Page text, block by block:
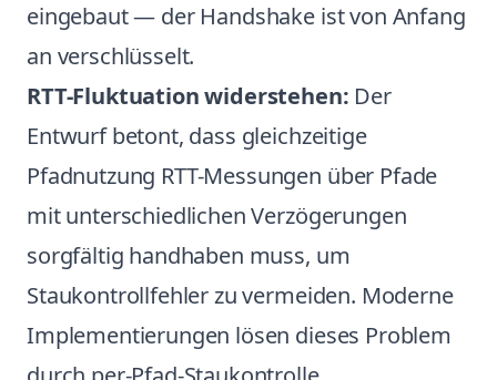
eingebaut — der Handshake ist von Anfang
an verschlüsselt.
RTT-Fluktuation widerstehen: Der
Entwurf betont, dass gleichzeitige
Pfadnutzung RTT-Messungen über Pfade
mit unterschiedlichen Verzögerungen
sorgfältig handhaben muss, um
Staukontrollfehler zu vermeiden. Moderne
Implementierungen lösen dieses Problem